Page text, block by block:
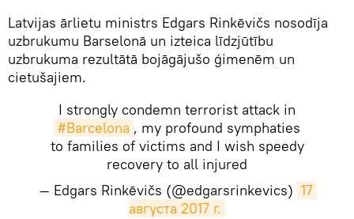
Latvijas ārlietu ministrs Edgars Rinkēvičs nosodīja
uzbrukumu Barselonā un izteica līdzjūtību
uzbrukuma rezultātā bojāgājušo ģimenēm un
cietušajiem.
I strongly condemn terrorist attack in
#Barcelona , my profound symphaties
to families of victims and I wish speedy
recovery to all injured
— Edgars Rinkēvičs (@edgarsrinkevics) 17
августа 2017 г.